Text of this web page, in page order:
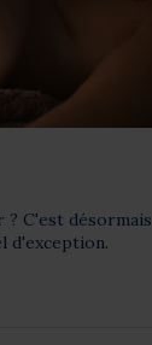
? C'est désormais
d'exception.